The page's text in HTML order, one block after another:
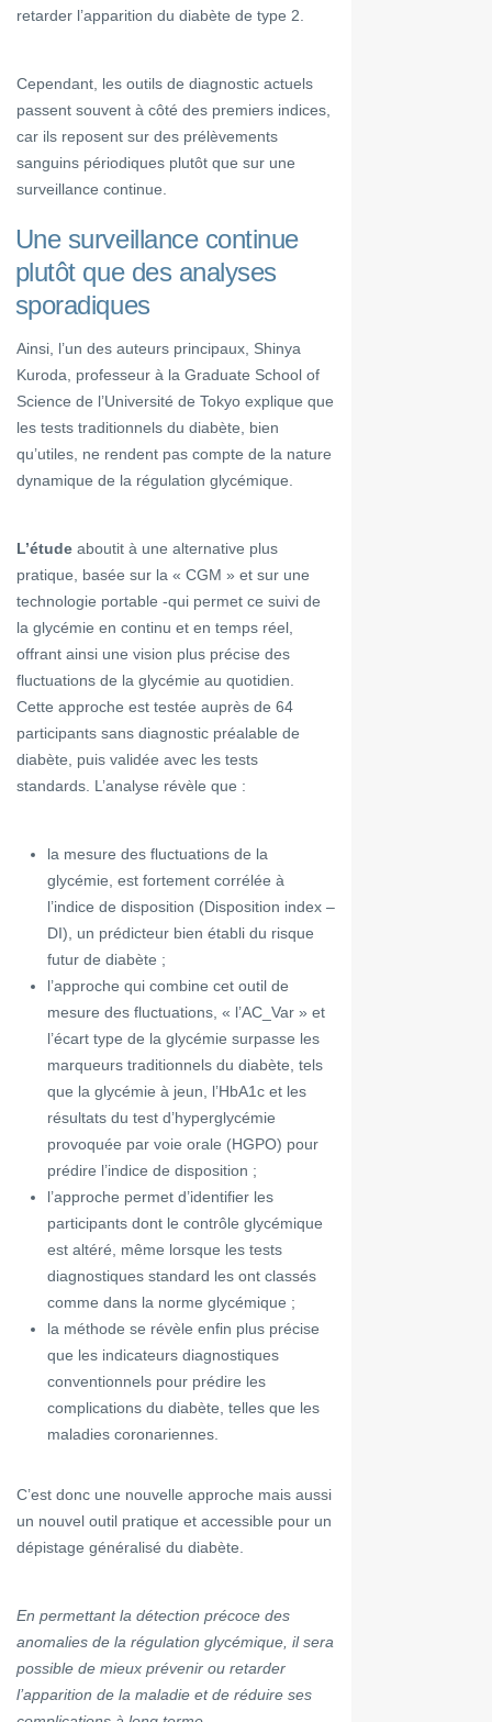
retarder l’apparition du diabète de type 2.
Cependant, les outils de diagnostic actuels
passent souvent à côté des premiers indices,
car ils reposent sur des prélèvements
sanguins périodiques plutôt que sur une
surveillance continue.
Une surveillance continue
plutôt que des analyses
sporadiques
Ainsi, l’un des auteurs principaux, Shinya
Kuroda, professeur à la Graduate School of
Science de l’Université de Tokyo explique que
les tests traditionnels du diabète, bien
qu’utiles, ne rendent pas compte de la nature
dynamique de la régulation glycémique.
L’étude aboutit à une alternative plus
pratique, basée sur la « CGM » et sur une
technologie portable -qui permet ce suivi de
la glycémie en continu et en temps réel,
offrant ainsi une vision plus précise des
fluctuations de la glycémie au quotidien.
Cette approche est testée auprès de 64
participants sans diagnostic préalable de
diabète, puis validée avec les tests
standards. L’analyse révèle que :
la mesure des fluctuations de la
glycémie, est fortement corrélée à
l’indice de disposition (Disposition index –
DI), un prédicteur bien établi du risque
futur de diabète ;
l’approche qui combine cet outil de
mesure des fluctuations, « l’AC_Var » et
l’écart type de la glycémie surpasse les
marqueurs traditionnels du diabète, tels
que la glycémie à jeun, l’HbA1c et les
résultats du test d’hyperglycémie
provoquée par voie orale (HGPO) pour
prédire l’indice de disposition ;
l’approche permet d’identifier les
participants dont le contrôle glycémique
est altéré, même lorsque les tests
diagnostiques standard les ont classés
comme dans la norme glycémique ;
la méthode se révèle enfin plus précise
que les indicateurs diagnostiques
conventionnels pour prédire les
complications du diabète, telles que les
maladies coronariennes.
C’est donc une nouvelle approche mais aussi
un nouvel outil pratique et accessible pour un
dépistage généralisé du diabète.
En permettant la détection précoce des
anomalies de la régulation glycémique, il sera
possible de mieux prévenir ou retarder
l’apparition de la maladie et de réduire ses